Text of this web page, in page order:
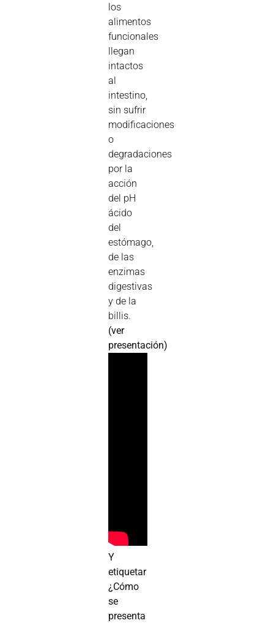
los
alimentos
funcionales
llegan
intactos
al
intestino,
sin sufrir
modificaciones
o
degradaciones
por la
acción
del pH
ácido
del
estómago,
de las
enzimas
digestivas
y de la
billis.
(ver
presentación)
Y
etiquetar
¿Cómo
se
presenta